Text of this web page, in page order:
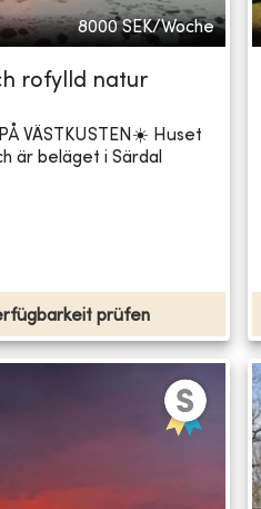
8000 SEK/Woche
rofylld natur
VÄSTKUSTEN☀️ Huset
är beläget i Särdal
prüfen